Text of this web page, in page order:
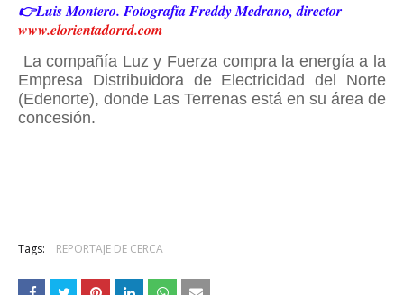
👉Luis Montero. Fotografía Freddy Medrano, director
www.elorientadorrd.com
La compañía Luz y Fuerza compra la energía a la
Empresa Distribuidora de Electricidad del Norte
(Edenorte), donde Las Terrenas está en su área de
concesión.
Tags: REPORTAJE DE CERCA